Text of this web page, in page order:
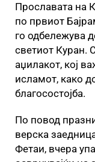
Прославата на
по првиот
го одбележува
светиот Куран.
аџилакот, кој
исламот, како
благосостојба.
По повод
верска
Фетаи, вчера